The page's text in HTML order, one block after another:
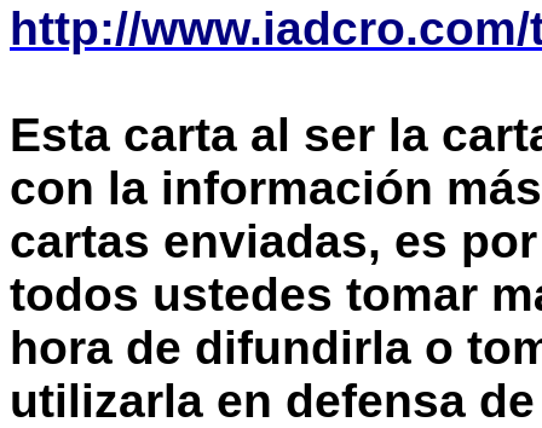
http://
Esta carta al ser la
con la información
cartas enviadas, es
todos ustedes tomar
hora de difundirla o
utilizarla en defensa